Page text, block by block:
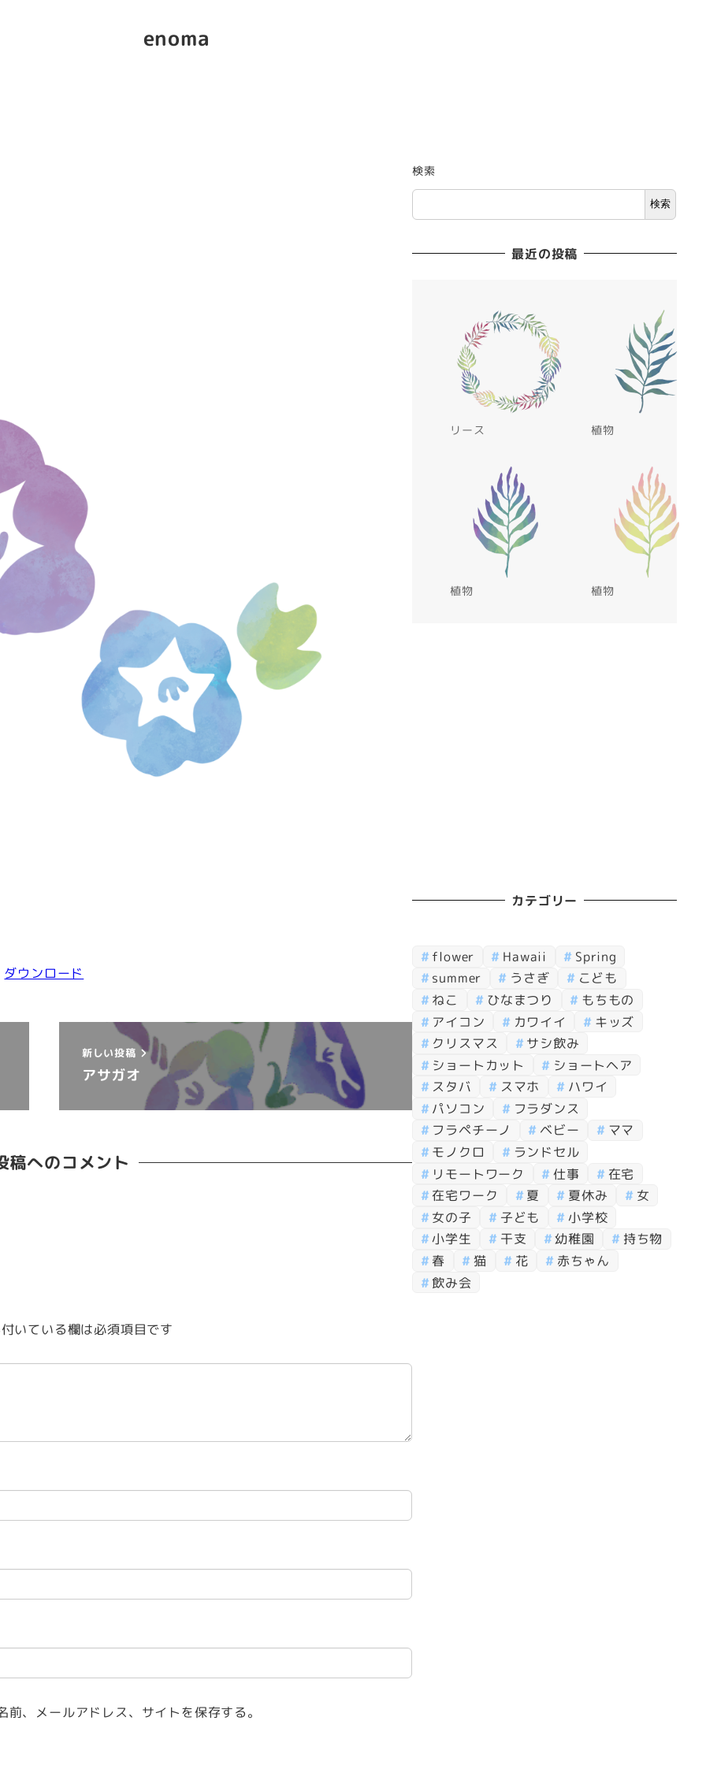
enoma
ダウンロード
新しい投稿
アサガオ
稿へのコメント
いている欄は必須項目です
、メールアドレス、サイトを保存する。
検索
検索
最近の投稿
リース 植物
植物 植物
カテゴリー
flower Hawaii
Spring
summer
うさぎ
こども
ねこ
ひなまつり
もちもの
アイコン
カワイイ
キッズ
クリスマス
サシ飲み
ショートカット
ショートヘア
スタバ
スマホ
ハワイ
パソコン
フラダンス
フラペチーノ
ベビー
ママ
モノクロ
ランドセル
リモートワーク
仕事
在宅
在宅ワーク
夏 夏休み
女
女の子
子ども
小学校
小学生
干支 幼稚園
持ち物
春
猫 花
赤ちゃん
飲み会